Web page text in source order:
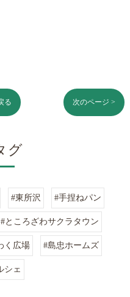
る 次のページ >
グ
#東所沢 #手捏ねパン
#ところざわサクラタウン
く広場 #島忠ホームズ
シェ